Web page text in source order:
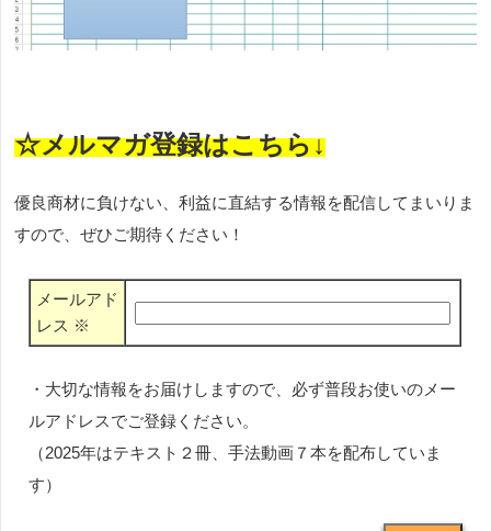
☆メルマガ登録はこちら↓
優良商材に負けない、利益に直結する情報を配信してまいりま
すので、ぜひご期待ください！
メールアド
レス ※
・大切な情報をお届けしますので、必ず普段お使いのメー
ルアドレスでご登録ください。
（2025年はテキスト２冊、手法動画７本を配布していま
す）